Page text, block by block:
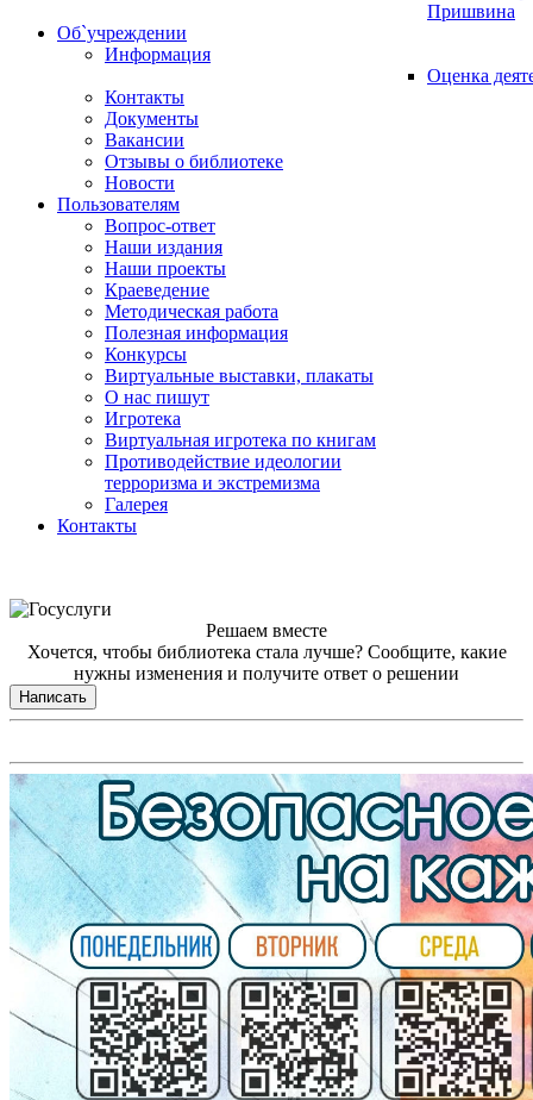
Пришвина
Об`учреждении
Информация
Оценка
Контакты
Документы
Вакансии
Отзывы о библиотеке
Новости
Пользователям
Вопрос-ответ
Наши издания
Наши проекты
Краеведение
Методическая работа
Полезная информация
Конкурсы
Виртуальные выставки, плакаты
О нас пишут
Игротека
Виртуальная игротека по книгам
Противодействие идеологии
терроризма и экстремизма
Галерея
Контакты
Решаем вместе
Хочется, чтобы библиотека стала лучше? Сообщите, какие
нужны изменения и получите ответ о решении
Написать